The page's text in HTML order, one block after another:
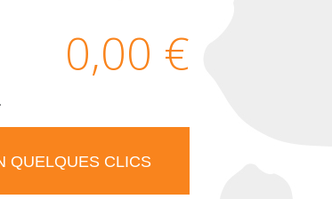
0,00 €
QUELQUES CLICS